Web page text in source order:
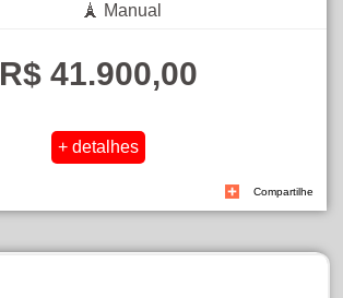
🗼 Manual
R$ 41.900,00
Compartilhe